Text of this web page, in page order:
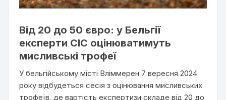
Від 20 до 50 євро: у Бельгії
експерти CIC оцінюватимуть
мисливські трофеї
У бельгійському місті Вліммерен 7 вересня 2024
року відбудеться сесія з оцінювання мисливських
трофеїв, де вартість експертизи складе від 20 до